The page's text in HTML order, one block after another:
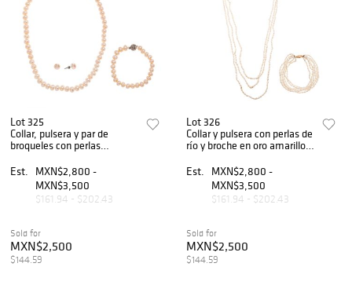
Lot 325
Collar, pulsera y par de
broqueles con perlas
base. Peso: 75.3 g.
Est.
MXN$2,800 -
MXN$3,500
$161.94 - $202.43
Sold for
MXN$2,500
$144.59
Lot 326
Collar y pulsera con perlas de
río y broche en oro amarillo
Est.
MXN$2,800 -
MXN$3,500
$161.94 - $202.43
Sold for
MXN$2,500
$144.59